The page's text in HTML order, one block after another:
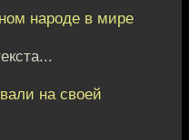
народе в мире
на своей